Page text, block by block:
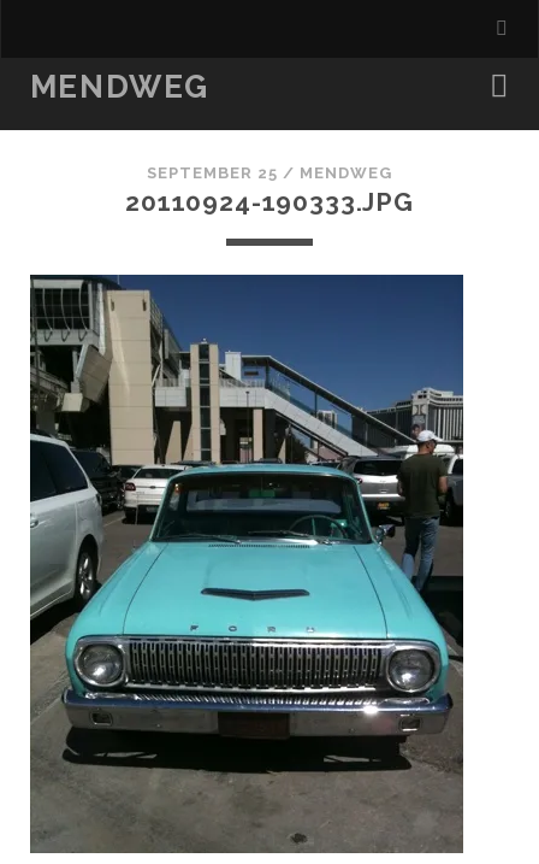
MENDWEG
SEPTEMBER 25 / MENDWEG
20110924-190333.JPG